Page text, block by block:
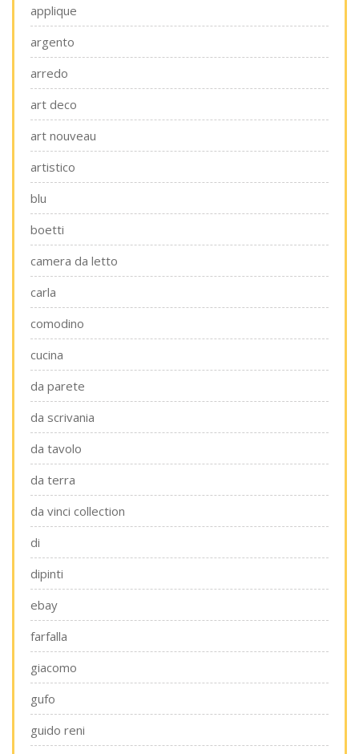
applique
argento
arredo
art deco
art nouveau
artistico
blu
boetti
camera da letto
carla
comodino
cucina
da parete
da scrivania
da tavolo
da terra
da vinci collection
di
dipinti
ebay
farfalla
giacomo
gufo
guido reni